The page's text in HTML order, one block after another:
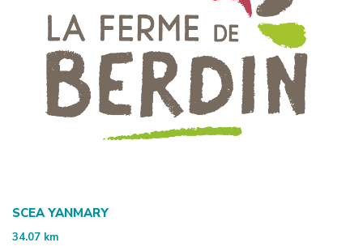
SCEA YANMARY
34.07 km